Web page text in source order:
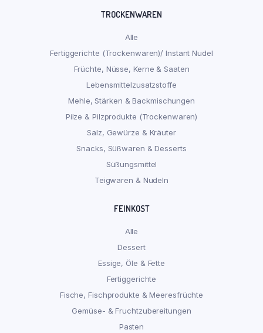
TROCKENWAREN
Alle
Fertiggerichte (Trockenwaren)/ Instant Nudel
Früchte, Nüsse, Kerne & Saaten
Lebensmittelzusatzstoffe
Mehle, Stärken & Backmischungen
Pilze & Pilzprodukte (Trockenwaren)
Salz, Gewürze & Kräuter
Snacks, Süßwaren & Desserts
Süßungsmittel
Teigwaren & Nudeln
FEINKOST
Alle
Dessert
Essige, Öle & Fette
Fertiggerichte
Fische, Fischprodukte & Meeresfrüchte
Gemüse- & Fruchtzubereitungen
Pasten